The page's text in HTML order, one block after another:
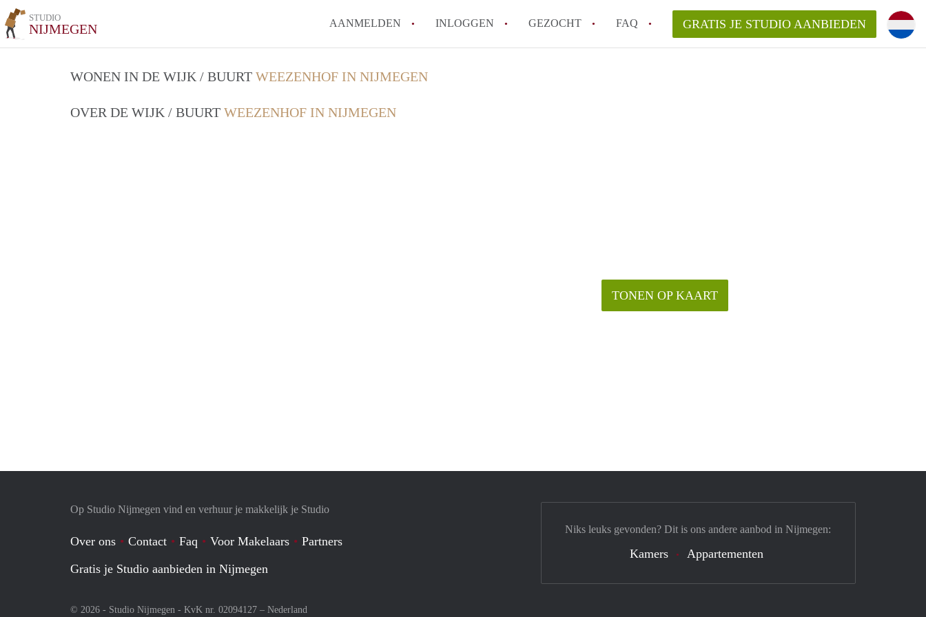
STUDIO
NIJMEGEN AANMELDEN INLOGGEN GEZOCHT FAQ GRATIS JE STUDIO AANBIEDEN
WONEN IN DE WIJK / BUURT WEEZENHOF IN NIJMEGEN
OVER DE WIJK / BUURT WEEZENHOF IN NIJMEGEN
TONEN OP KAART
Op Studio Nijmegen vind en verhuur je makkelijk je Studio
Over ons Contact Faq Voor Makelaars
Partners
Gratis je Studio aanbieden in Nijmegen
© 2026 - Studio Nijmegen - KvK nr. 02094127 – Nederland
Niks leuks gevonden? Dit is ons andere aanbod in Nijmegen:
Kamers Appartementen